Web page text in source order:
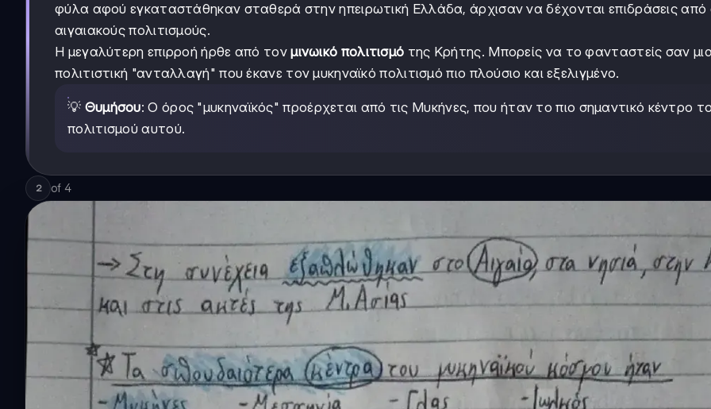
φύλα αφού εγκαταστάθηκαν σταθερά στην ηπειρωτική Ελλάδα, άρχισαν να δέχονται επιδράσεις
αιγαιακούς πολιτισμούς.
Η μεγαλύτερη επιρροή ήρθε από τονμινωικό πολιτισμό της Κρήτης. Μπορείς να το φανταστείς σαν
πολιτιστική "ανταλλαγή" που έκανε τον μυκηναϊκό πολιτισμό πιο πλούσιο και εξελιγμένο.
💡 Θυμήσου: Ο όρος "μυκηναϊκός" προέρχεται από τις Μυκήνες, που ήταν το πιο σημαντικό κέντρο
πολιτισμού αυτού.
2 of 4